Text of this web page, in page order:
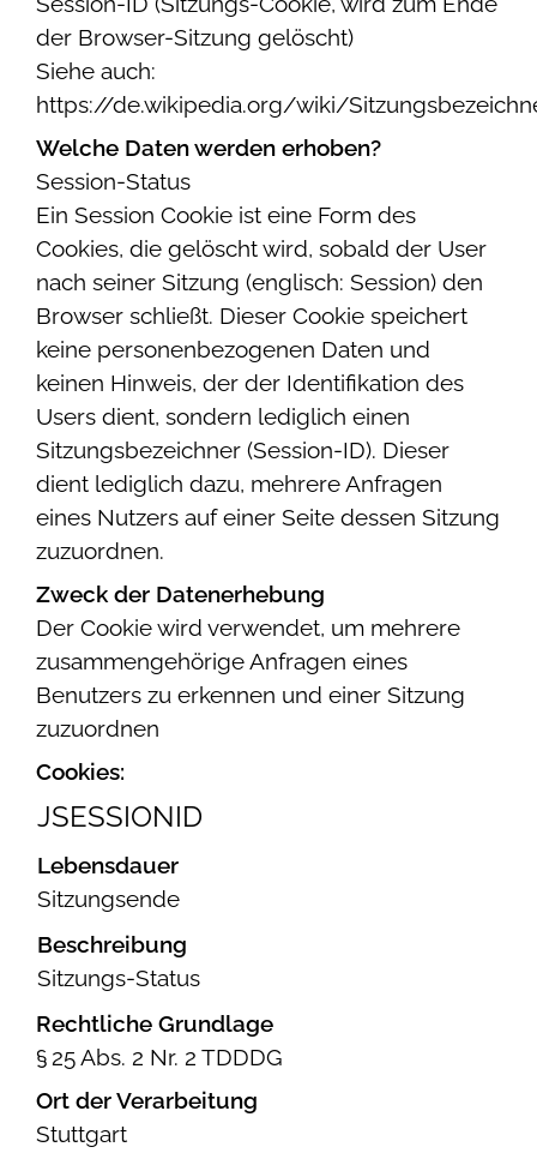
der Browser-Sitzung gelöscht)
Siehe auch:
https://de.wikipedia.org/wiki/
Welche Daten werden erhoben?
Session-Status
Ein Session Cookie ist eine Form des
Cookies, die gelöscht wird, sobald der User
nach seiner Sitzung (englisch: Session) den
Browser schließt. Dieser Cookie speichert
keine personenbezogenen Daten und
keinen Hinweis, der der Identifikation des
Users dient, sondern lediglich einen
Sitzungsbezeichner (Session-ID). Dieser
dient lediglich dazu, mehrere Anfragen
eines Nutzers auf einer Seite dessen Sitzung
zuzuordnen.
Zweck der Datenerhebung
Der Cookie wird verwendet, um mehrere
zusammengehörige Anfragen eines
Benutzers zu erkennen und einer Sitzung
zuzuordnen
Cookies:
JSESSIONID
Lebensdauer
Sitzungsende
Beschreibung
Sitzungs-Status
Rechtliche Grundlage
§ 25 Abs. 2 Nr. 2 TDDDG
Ort der Verarbeitung
Stuttgart